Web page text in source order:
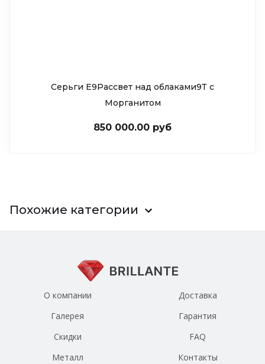
Серьги Е9Рассвет над облаками9Т c
Морганитом
850 000.00 руб
Похожие категории
О компании
Галерея
Скидки
Металл
Доставка
Гарантия
FAQ
Контакты